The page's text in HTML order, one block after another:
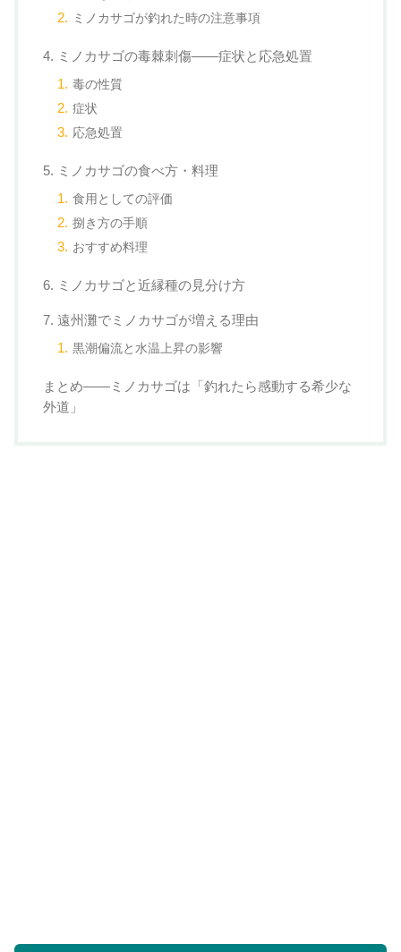
ミノカサゴが釣れた時の注意事項
4. ミノカサゴの毒棘刺傷——症状と応急処置
毒の性質
症状
応急処置
5. ミノカサゴの食べ方・料理
食用としての評価
捌き方の手順
おすすめ料理
6. ミノカサゴと近縁種の見分け方
7. 遠州灘でミノカサゴが増える理由
黒潮偏流と水温上昇の影響
まとめ——ミノカサゴは「釣れたら感動する希少な
外道」